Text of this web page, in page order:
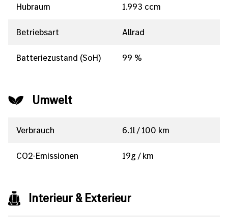
Hubraum 1.993 ccm
Betriebsart Allrad
Batteriezustand (SoH) 99 %
Umwelt
Verbrauch 6.1l / 100 km
CO2-Emissionen 19g / km
Interieur & Exterieur